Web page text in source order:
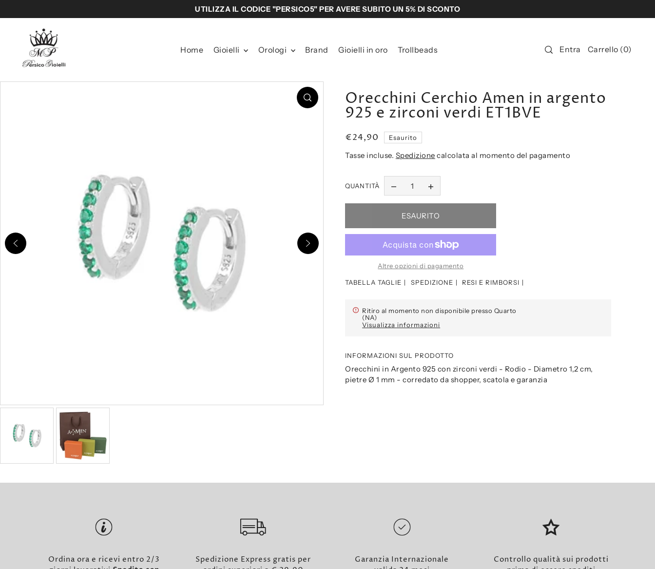
UTILIZZA IL CODICE "PERSICO5" PER AVERE SUBITO UN 5% DI SCONTO
Home Gioielli Orologi Brand Gioielli in oro Trollbeads Entra Carrello (0)
Orecchini Cerchio Amen in argento
925 e zirconi verdi ET1BVE
€24,90 Esaurito
Tasse incluse. Spedizione calcolata al momento del pagamento
QUANTITÀ
Altre opzioni di pagamento
TABELLA TAGLIE SPEDIZIONE RESI E RIMBORSI
Ritiro al momento non disponibile presso Quarto
(NA)
Visualizza informazioni
INFORMAZIONI SUL PRODOTTO
Orecchini in Argento 925 con zirconi verdi - Rodio - Diametro 1,2 cm,
pietre Ø 1 mm - corredato da shopper, scatola e garanzia
Ordina ora e ricevi entro 2/3
Spedizione Express gratis per
Garanzia Internazionale
Controllo qualità sui prodotti